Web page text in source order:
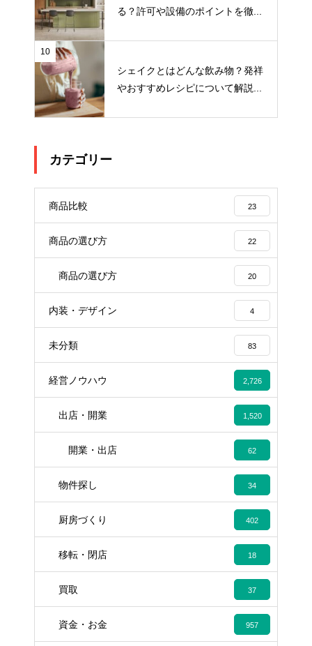
る？許可や設備のポイントを徹...
10
シェイクとはどんな飲み物？発祥
やおすすめレシピについて解説...
カテゴリー
商品比較 23
商品の選び方 22
商品の選び方 20
内装・デザイン 4
未分類 83
経営ノウハウ 2,726
出店・開業 1,520
開業・出店 62
物件探し 34
厨房づくり 402
移転・閉店 18
買取 37
資金・お金 957